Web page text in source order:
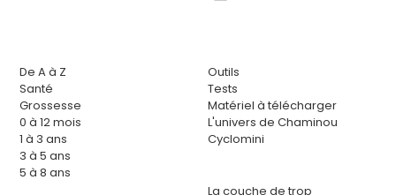
De A à Z
Santé
Grossesse
0 à 12 mois
1 à 3 ans
3 à 5 ans
5 à 8 ans
Outils
Tests
Matériel à télécharger
L'univers de Chaminou
Cyclomini
La couche de trop